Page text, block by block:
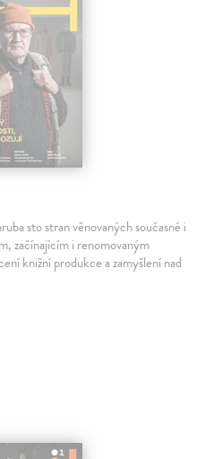
sto stran věnovaných současné i
začínajícím i renomovaným
knižní produkce a zamyšlení nad